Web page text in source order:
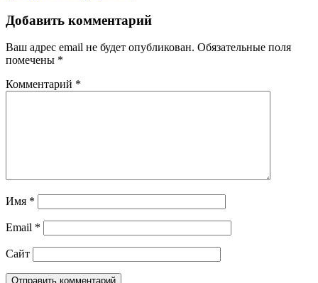
Добавить комментарий
Ваш адрес email не будет опубликован. Обязательные поля
помечены *
Комментарий *
Имя *
Email *
Сайт